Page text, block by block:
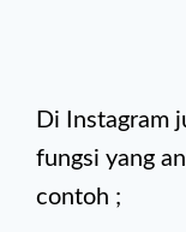
Di Instagram
fungsi yang
contoh ;